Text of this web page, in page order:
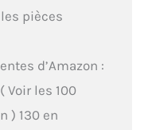
pièces
d’Amazon :
Voir les 100
) 130 en